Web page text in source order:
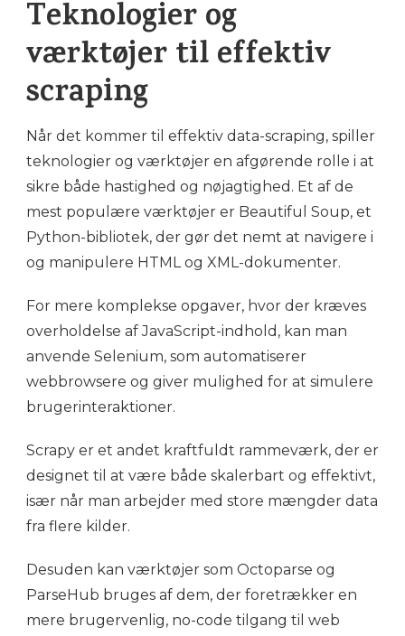
Teknologier og
værktøjer til effektiv
scraping
Når det kommer til effektiv data-scraping, spiller
teknologier og værktøjer en afgørende rolle i at
sikre både hastighed og nøjagtighed. Et af de
mest populære værktøjer er Beautiful Soup, et
Python-bibliotek, der gør det nemt at navigere i
og manipulere HTML og XML-dokumenter.
For mere komplekse opgaver, hvor der kræves
overholdelse af JavaScript-indhold, kan man
anvende Selenium, som automatiserer
webbrowsere og giver mulighed for at simulere
brugerinteraktioner.
Scrapy er et andet kraftfuldt rammeværk, der er
designet til at være både skalerbart og effektivt,
især når man arbejder med store mængder data
fra flere kilder.
Desuden kan værktøjer som Octoparse og
ParseHub bruges af dem, der foretrækker en
mere brugervenlig, no-code tilgang til web